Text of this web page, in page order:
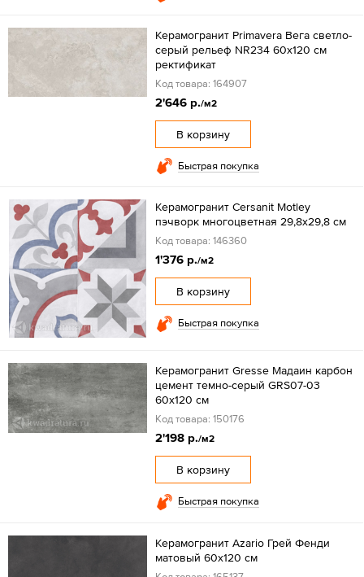
Керамогранит Primavera Вега светло-
серый рельеф NR234 60x120 см
ректификат
Код товара: 164907
2'646 р./м2
В корзину
Быстрая покупка
Керамогранит Cersanit Motley
пэчворк многоцветная 29,8x29,8 см
Код товара: 146360
1'376 р./м2
В корзину
Быстрая покупка
Керамогранит Gresse Мадаин карбон
цемент темно-серый GRS07-03
60х120 см
Код товара: 150176
2'198 р./м2
В корзину
Быстрая покупка
Керамогранит Azario Грей Фенди
матовый 60x120 см